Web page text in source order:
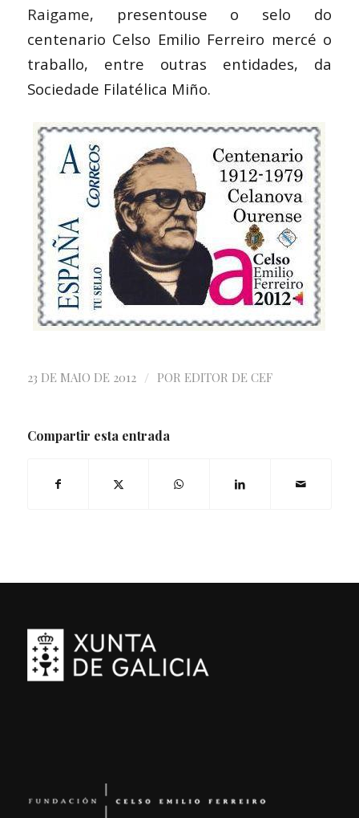
Raigame, presentouse o selo do
centenario Celso Emilio Ferreiro mercé o
traballo, entre outras entidades, da
Sociedade Filatélica Miño.
23 DE MAIO DE 2012 / POR EDITOR DE CEF
Compartir esta entrada